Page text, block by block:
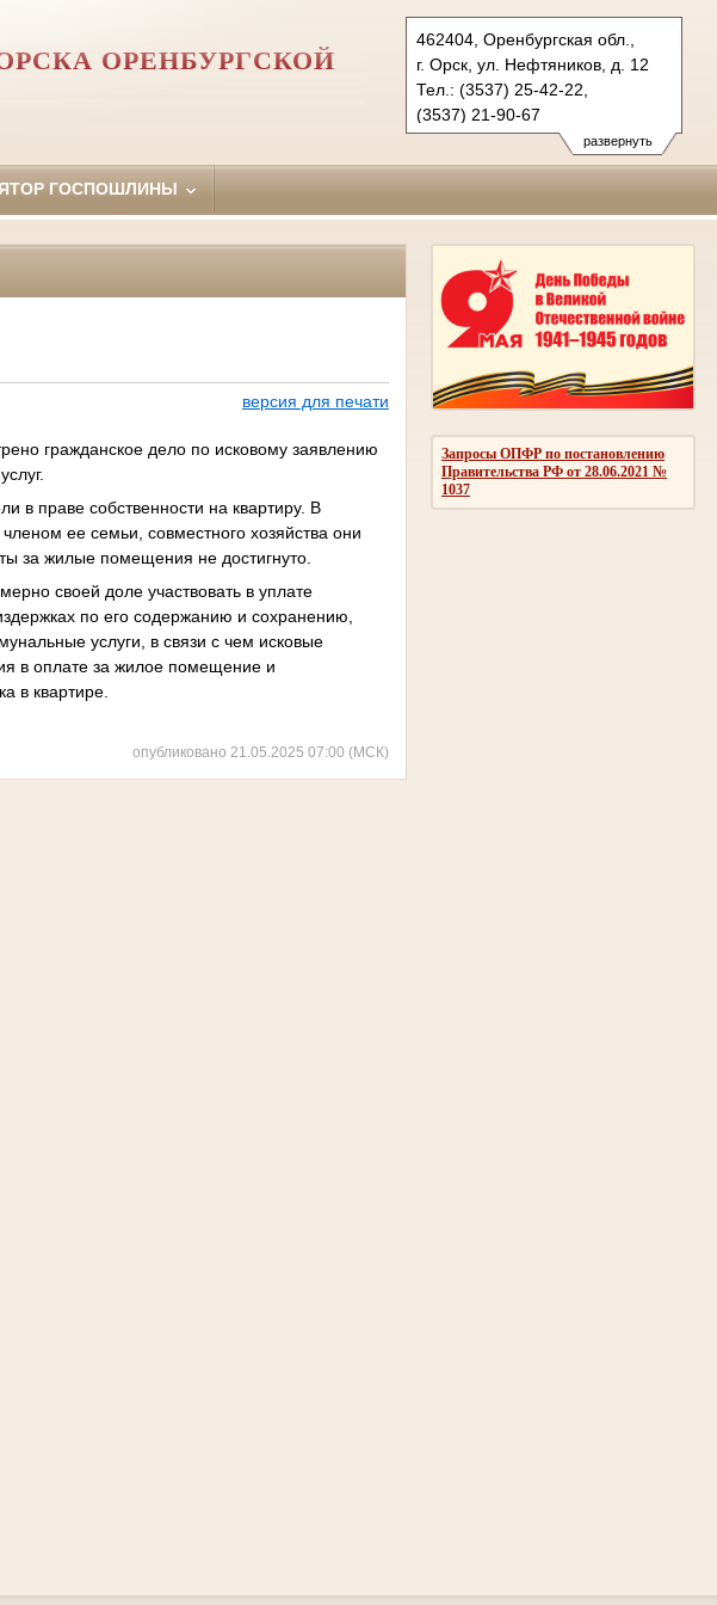
развернуть
462404, Оренбургская обл.,
г. Орск, ул. Нефтяников, д. 12
Тел.: (3537) 25-42-22,
(3537) 21-90-67
oktyabrskyorsk.orb@sudrf.ru
ОРЕНБУРГСКОЙ
ГОСПОШЛИНЫ
Запросы ОПФР по постановлению
Правительства РФ от 28.06.2021 №
1037
версия для печати
гражданское дело по исковому заявлению
в праве собственности на квартиру. В
ее семьи, совместного хозяйства они
за жилые помещения не достигнуто.
своей доле участвовать в уплате
по его содержанию и сохранению,
услуги, в связи с чем исковые
в оплате за жилое помещение и
в квартире.
опубликовано 21.05.2025 07:00 (МСК)